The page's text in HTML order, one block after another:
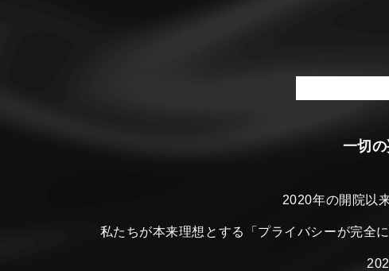
一切
2020年の開院以
私たちが本来理想とする 「プライバシーが完全